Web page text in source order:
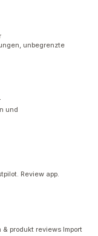
unbegrenzte
und
Review app.
produkt reviews Import